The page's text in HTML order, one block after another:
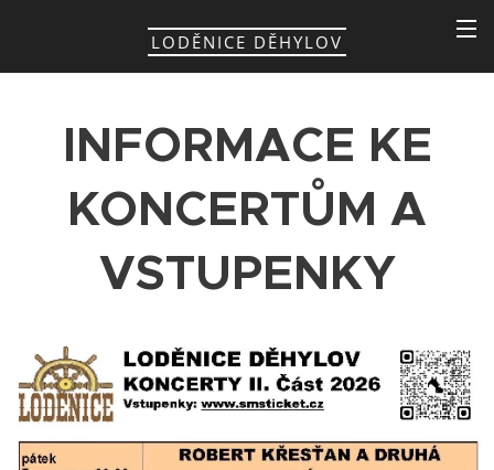
LODĚNICE DĚHYLOV
INFORMACE KE
KONCERTŮM A
VSTUPENKY